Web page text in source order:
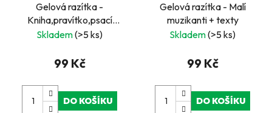
Gelová razítka -
Kniha,pravítko,psací
pero,...
Skladem(>5 ks)
99 Kč
DO KOŠÍKU
Gelová razítka - Malí
muzikanti + texty
Skladem(>5 ks)
99 Kč
DO KOŠÍKU